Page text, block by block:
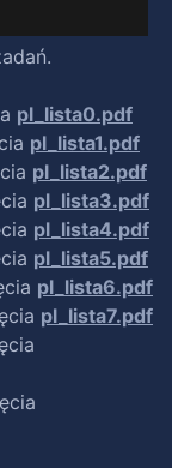
pl_lista0.pdf
pl_lista1.pdf
pl_lista2.pdf
pl_lista3.pdf
pl_lista4.pdf
pl_lista5.pdf
pl_lista6.pdf
pl_lista7.pdf